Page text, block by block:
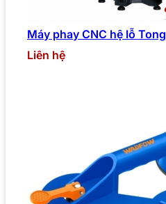
Máy phay CNC hệ lỗ
Liên hệ